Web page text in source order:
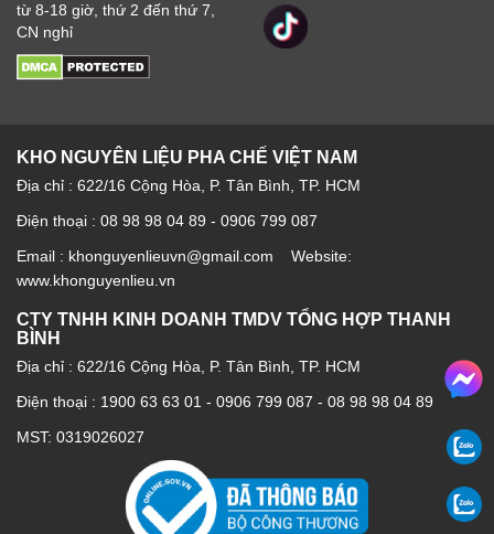
từ 8-18 giờ, thứ 2 đến thứ 7,
CN nghỉ
KHO NGUYÊN LIỆU PHA CHẾ VIỆT NAM
Địa chỉ : 622/16 Cộng Hòa, P. Tân Bình, TP. HCM
Điện thoại : 08 98 98 04 89 - 0906 799 087
Email : khonguyenlieuvn@gmail.com Website:
www.khonguyenlieu.vn
CTY TNHH KINH DOANH TMDV TỔNG HỢP THANH
BÌNH
Địa chỉ : 622/16 Cộng Hòa, P. Tân Bình, TP. HCM
Điện thoại : 1900 63 63 01 - 0906 799 087 - 08 98 98 04 89
MST: 0319026027